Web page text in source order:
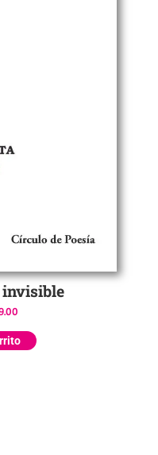
invisible